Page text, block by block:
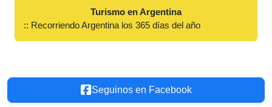
Turismo en Argentina
:: Recorriendo Argentina los 365 días del año
Seguinos en Facebook